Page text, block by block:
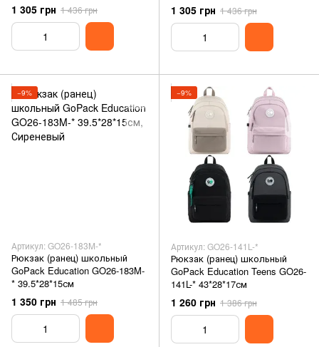
1 305 грн 1 436 грн 1 305 грн 1 436 грн
−9%
Артикул: GO26-183M-*
Рюкзак (ранец) школьный
GoPack Education GO26-183M-
* 39.5*28*15см
1 350 грн 1 485 грн
−9%
Артикул: GO26-141L-*
Рюкзак (ранец) школьный
GoPack Education Teens GO26-
141L-* 43*28*17см
1 260 грн 1 386 грн